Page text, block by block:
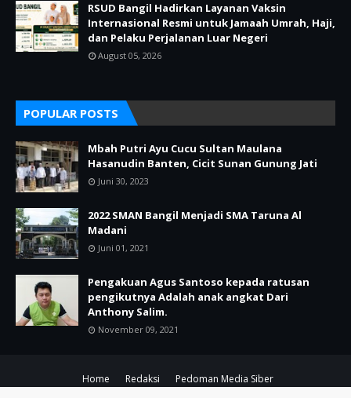
RSUD Bangil Hadirkan Layanan Vaksin
Internasional Resmi untuk Jamaah Umrah, Haji,
dan Pelaku Perjalanan Luar Negeri
August 05, 2026
POPULAR POSTS
Mbah Putri Ayu Cucu Sultan Maulana
Hasanudin Banten, Cicit Sunan Gunung Jati
Juni 30, 2023
2022 SMAN Bangil Menjadi SMA Taruna Al
Madani
Juni 01, 2021
Pengakuan Agus Santoso kepada ratusan
pengikutnya Adalah anak angkat Dari
Anthony Salim.
November 09, 2021
Home Redaksi
Pedoman Media Siber